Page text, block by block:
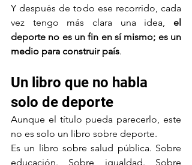
Y después de todo ese recorrido, cada
vez tengo más clara una idea, el
deporte no es un fin en sí mismo; es un
medio para construir país.
Un libro que no habla
solo de deporte
Aunque el título pueda parecerlo, este
no es solo un libro sobre deporte.
Es un libro sobre salud pública. Sobre
educación. Sobre igualdad. Sobre